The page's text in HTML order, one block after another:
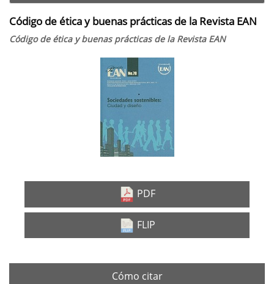
Código de ética y buenas prácticas de la Revista EAN
Código de ética y buenas prácticas de la Revista EAN
PDF
FLIP
Cómo citar